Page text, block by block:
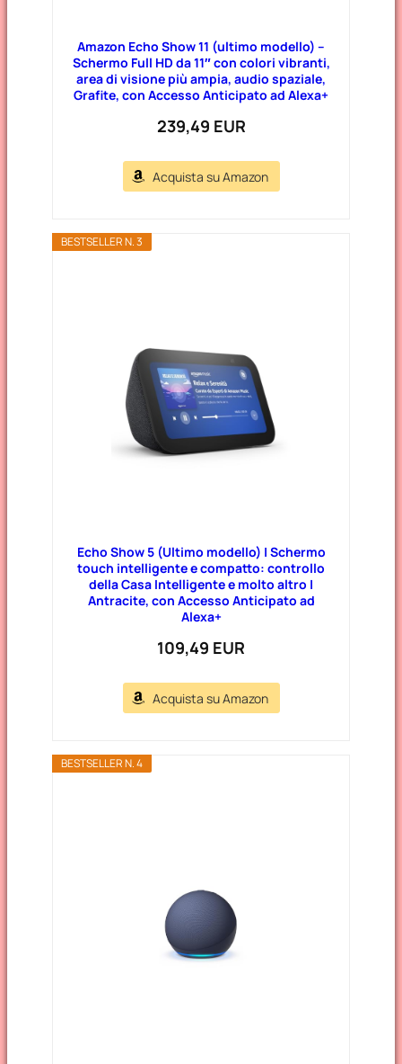
Amazon Echo Show 11 (ultimo modello) –
Schermo Full HD da 11″ con colori vibranti,
area di visione più ampia, audio spaziale,
Grafite, con Accesso Anticipato ad Alexa+
239,49 EUR
Acquista su Amazon
BESTSELLER N. 3
Echo Show 5 (Ultimo modello) | Schermo
touch intelligente e compatto: controllo
della Casa Intelligente e molto altro |
Antracite, con Accesso Anticipato ad
Alexa+
109,49 EUR
Acquista su Amazon
BESTSELLER N. 4